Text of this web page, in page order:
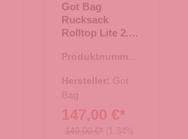
Got Bag
Rucksack
Rolltop Lite 2.0
Produktnummer:
Hersteller: Got
Bag
147,00 €*
149,00 €* (1.34%